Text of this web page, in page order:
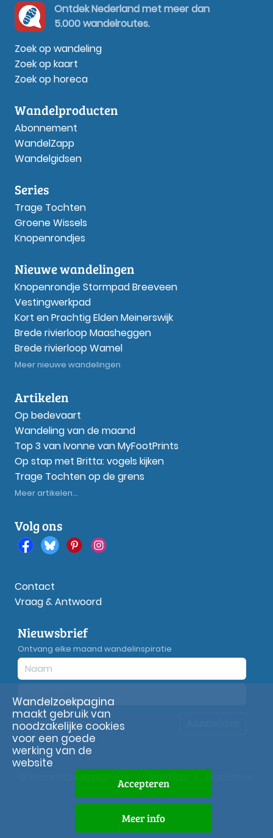
Ontdek Nederland met meer dan
5.000 wandelroutes.
Zoek op wandeling
Zoek op kaart
Zoek op horeca
Wandelproducten
Abonnement
WandelZapp
Wandelgidsen
Series
Trage Tochten
Groene Wissels
Knopenrondjes
Nieuwe wandelingen
Knopenrondje Stormpad Breeveen
Vestingwerkpad
Kort en Prachtig Elden Meinerswijk
Brede rivierloop Maasheggen
Brede rivierloop Wamel
Meer nieuwe wandelingen
Artikelen
Op bedevaart
Wandeling van de maand
Top 3 van Ivonne van MyFootPrints
Op stap met Britta: vogels kijken
Trage Tochten op de grens
Meer artikelen...
Volg ons
Contact
Vraag & Antwoord
Nieuwsbrief
Ontvang elke maand wandelinspiratie
Privacyverklaring
© Wandelzoekpagina.nl
Wandelzoekpagina
maakt gebruik van
noodzakelijke cookies
voor een goede
werking van de
website
Accepteren
Meer info